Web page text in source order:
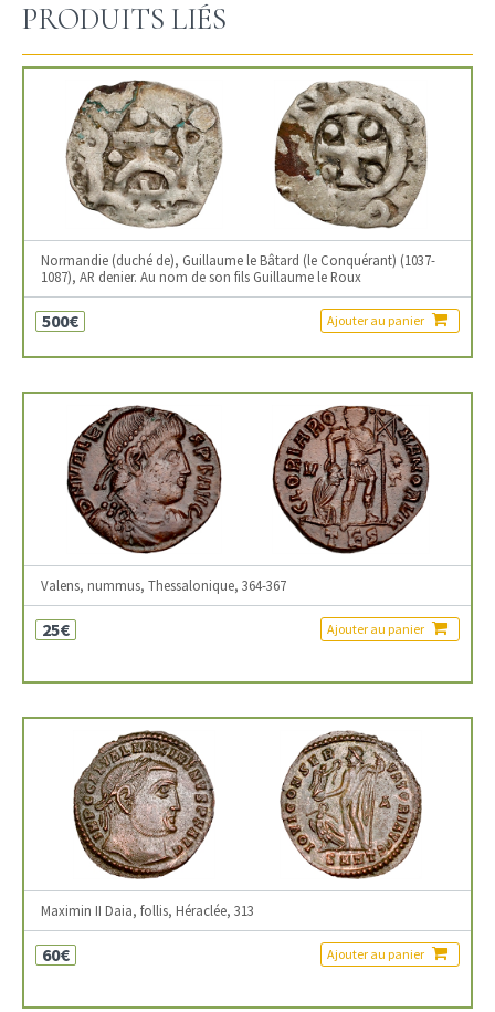
PRODUITS LIÉS
Normandie (duché de), Guillaume le Bâtard (le Conquérant) (1037-
1087), AR denier. Au nom de son fils Guillaume le Roux
500€ Ajouter au panier
Valens, nummus, Thessalonique, 364-367
25€ Ajouter au panier
Maximin II Daia, follis, Héraclée, 313
60€ Ajouter au panier